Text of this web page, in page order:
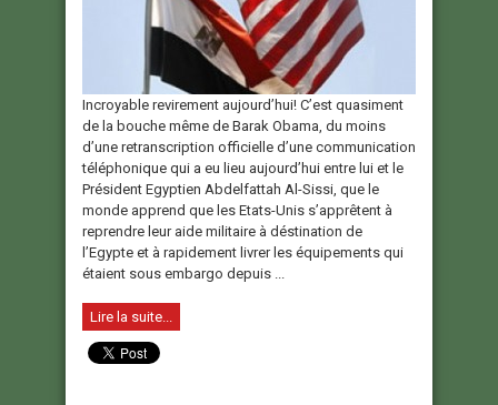
Incroyable revirement aujourd’hui! C’est quasiment
de la bouche même de Barak Obama, du moins
d’une retranscription officielle d’une communication
téléphonique qui a eu lieu aujourd’hui entre lui et le
Président Egyptien Abdelfattah Al-Sissi, que le
monde apprend que les Etats-Unis s’apprêtent à
reprendre leur aide militaire à déstination de
l’Egypte et à rapidement livrer les équipements qui
étaient sous embargo depuis ...
Lire la suite...